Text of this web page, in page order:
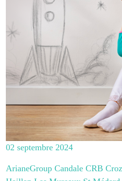
02 septembre 2024
ArianeGroup Candale CRB